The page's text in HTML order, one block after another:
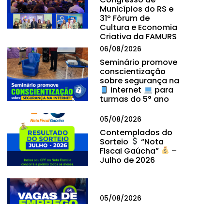
Municípios do RS e
31º Fórum de
Cultura e Economia
Criativa da FAMURS
06/08/2026
Seminário promove
conscientização
sobre segurança na
internet
para
turmas do 5° ano
05/08/2026
Contemplados do
Sorteio
“Nota
Fiscal Gaúcha”
–
Julho de 2026
05/08/2026